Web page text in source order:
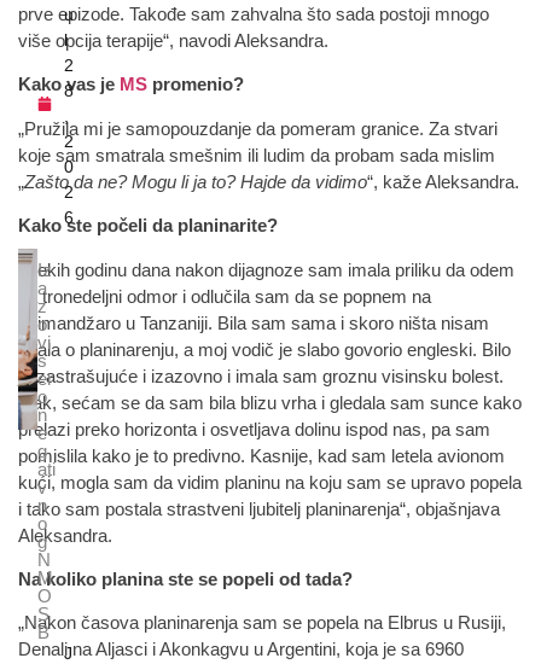
prve epizode. Takođe sam zahvalna što sada postoji mnogo
više opcija terapije“, navodi Aleksandra.
Kako vas je MS promenio?
„Pružila mi je samopouzdanje da pomeram granice. Za stvari
koje sam smatrala smešnim ili ludim da probam sada mislim
„Zašto da ne? Mogu li ja to? Hajde da vidimo“, kaže Aleksandra.
Kako ste počeli da planinarite?
„Nekih godinu dana nakon dijagnoze sam imala priliku da odem
na tronedeljni odmor i odlučila sam da se popnem na
Kilimandžaro u Tanzaniji. Bila sam sama i skoro ništa nisam
znala o planinarenju, a moj vodič je slabo govorio engleski. Bilo
je zastrašujuće i izazovno i imala sam groznu visinsku bolest.
Ipak, sećam se da sam bila blizu vrha i gledala sam sunce kako
prelazi preko horizonta i osvetljava dolinu ispod nas, pa sam
pomislila kako je to predivno. Kasnije, kad sam letela avionom
kući, mogla sam da vidim planinu na koju sam se upravo popela
i tako sam postala strastveni ljubitelj planinarenja“, objašnjava
Aleksandra.
Na koliko planina ste se popeli od tada?
„Nakon časova planinarenja sam se popela na Elbrus u Rusiji,
Denali na Aljasci i Akonkagvu u Argentini, koja je sa 6960
u
l
2
8
2
0
2
6
Iz
a
z
o
vi
s
er
o
n
e
g
ati
v
n
o
g
N
M
O
S
B
J